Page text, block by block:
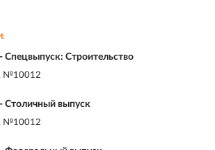
- Спецвыпуск: Строительство
№10012
- Столичный выпуск
№10012